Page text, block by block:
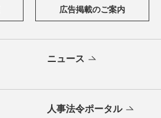
広告掲載のご案内
ニュース
人事法令ポータル